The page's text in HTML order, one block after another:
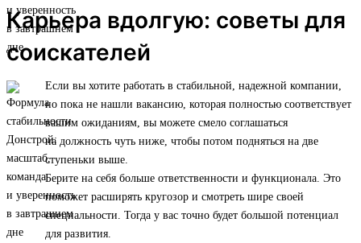
Карьера вдолгую: советы для
соискателей
Если вы хотите работать в стабильной, надежной компании,
но пока не нашли вакансию, которая полностью соответствует
вашим ожиданиям, вы можете смело соглашаться
на должность чуть ниже, чтобы потом подняться на две
ступеньки выше.
Берите на себя больше ответственности и функционала. Это
поможет расширять кругозор и смотреть шире своей
специальности. Тогда у вас точно будет большой потенциал
для развития.